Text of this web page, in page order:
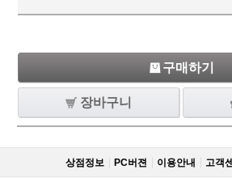
구매하기
장바구니
상점정보 PC버젼 이용안내 고객